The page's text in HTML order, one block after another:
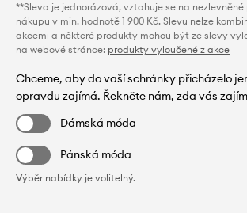
**Sleva je jednorázová, vztahuje se na
nákupu v min. hodnotě 1 900 Kč. Slevu nelze
akcemi a některé produkty mohou být ze slevy
na webové stránce: produkty vyloučené z akce
Chceme, aby do vaší schránky přicházelo
opravdu zajímá. Řekněte nám, zda vás
Dámská móda
Pánská móda
Výběr nabídky je volitelný.